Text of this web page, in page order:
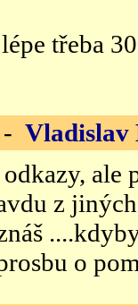
třeba
ale
z
o